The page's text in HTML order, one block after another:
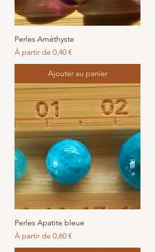
Perles Améthyste
À partir de 0,40 €
Prix promotionnel
Ajouter au panier
Perles Apatite bleue
À partir de 0,60 €
Prix promotionnel